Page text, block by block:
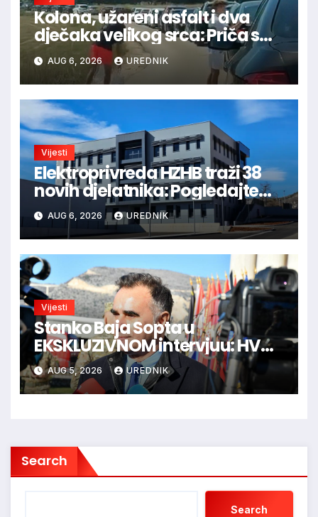
Kolona, užareni asfalt i dva
dječaka velikog srca: Priča s
granice oduševila regiju
AUG 6, 2026 UREDNIK
Vijesti
Elektroprivreda HZHB traži 38
novih djelatnika: Pogledajte
otvorena radna mjesta po
gradovima
AUG 6, 2026 UREDNIK
Vijesti
Stanko Baja Sopta u
EKSKLUZIVNOM intervjuu: HVO
je trebao ući u Vukovar preko
Marinaca, Bogdanovaca i
Bršadina
AUG 5, 2026 UREDNIK
Search
Search